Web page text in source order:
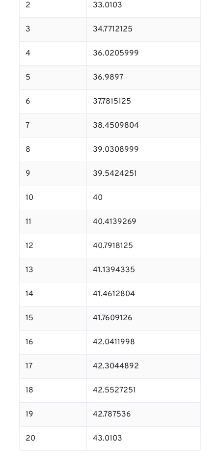
2 33.0103
3 34.7712125
4 36.0205999
5 36.9897
6 37.7815125
7 38.4509804
8 39.0308999
9 39.5424251
10 40
11 40.4139269
12 40.7918125
13 41.1394335
14 41.4612804
15 41.7609126
16 42.0411998
17 42.3044892
18 42.5527251
19 42.787536
20 43.0103